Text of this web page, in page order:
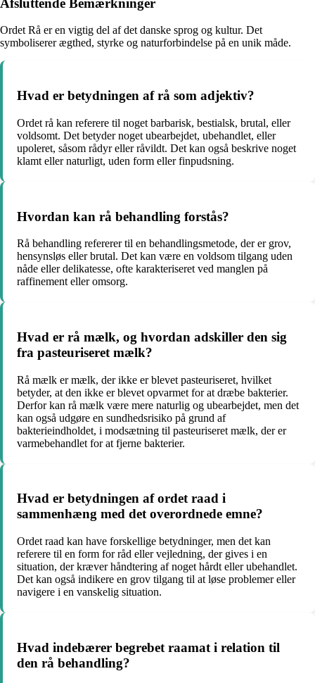
Ordet Rå er en vigtig del af det danske sprog og kultur. Det
symboliserer ægthed, styrke og naturforbindelse på en unik måde.
Hvad er betydningen af rå som adjektiv?
Ordet rå kan referere til noget barbarisk, bestialsk, brutal, eller
voldsomt. Det betyder noget ubearbejdet, ubehandlet, eller
upoleret, såsom rådyr eller råvildt. Det kan også beskrive noget
klamt eller naturligt, uden form eller finpudsning.
Hvordan kan rå behandling forstås?
Rå behandling refererer til en behandlingsmetode, der er grov,
hensynsløs eller brutal. Det kan være en voldsom tilgang uden
nåde eller delikatesse, ofte karakteriseret ved manglen på
raffinement eller omsorg.
Hvad er rå mælk, og hvordan adskiller den sig
fra pasteuriseret mælk?
Rå mælk er mælk, der ikke er blevet pasteuriseret, hvilket
betyder, at den ikke er blevet opvarmet for at dræbe bakterier.
Derfor kan rå mælk være mere naturlig og ubearbejdet, men det
kan også udgøre en sundhedsrisiko på grund af
bakterieindholdet, i modsætning til pasteuriseret mælk, der er
varmebehandlet for at fjerne bakterier.
Hvad er betydningen af ordet raad i
sammenhæng med det overordnede emne?
Ordet raad kan have forskellige betydninger, men det kan
referere til en form for råd eller vejledning, der gives i en
situation, der kræver håndtering af noget hårdt eller ubehandlet.
Det kan også indikere en grov tilgang til at løse problemer eller
navigere i en vanskelig situation.
Hvad indebærer begrebet raamat i relation til
den rå behandling?